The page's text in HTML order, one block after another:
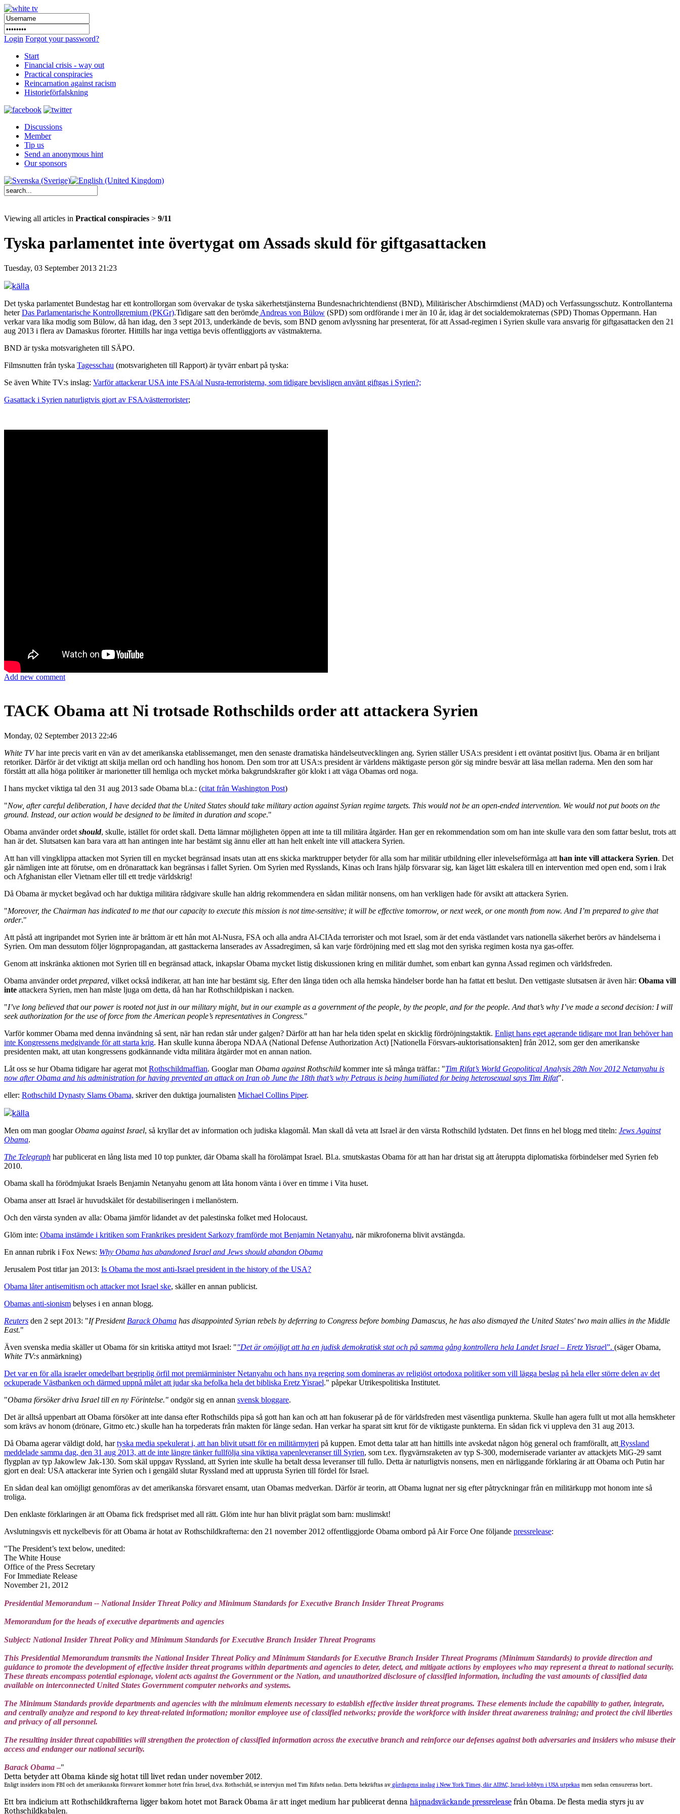
Login Forgot your password?
Start
Financial crisis - way out
Practical conspiracies
Reincarnation against racism
Historieförfalskning
Discussions
Member
Tip us
Send an anonymous hint
Our sponsors
Viewing all articles in Practical conspiracies > 9/11
Tyska parlamentet inte övertygat om Assads skuld för giftgasattacken
Tuesday, 03 September 2013 21:23
källa
Det tyska parlamentet Bundestag har ett kontrollorgan som övervakar de tyska säkerhetstjänsterna Bundesnachrichtendienst (BND), Militärischer Abschirmdienst (MAD) och Verfassungsschutz. Kontrollanterna
heterDas Parlamentarische Kontrollgremium (PKGr).Tidigare satt den berömde Andreas von Bülow (SPD) som ordförande i mer än 10 år, idag är det socialdemokraternas (SPD) Thomas Oppermann. Han
verkar vara lika modig som Bülow, då han idag, den 3 sept 2013, underkände de bevis, som BND genom avlyssning har presenterat, för att Assad-regimen i Syrien skulle vara ansvarig för giftgasattacken den 21
aug 2013 i flera av Damaskus förorter. Hittills har inga vettiga bevis offentliggjorts av västmakterna.
BND är tyska motsvarigheten till SÄPO.
Filmsnutten från tyska Tagesschau (motsvarigheten till Rapport) är tyvärr enbart på tyska:
Se även White TV:s inslag: Varför attackerar USA inte FSA/al Nusra-terroristerna, som tidigare bevisligen använt giftgas i Syrien?;
Gasattack i Syrien naturligtvis gjort av FSA/västterrorister;
Add new comment
TACK Obama att Ni trotsade Rothschilds order att attackera Syrien
Monday, 02 September 2013 22:46
White TVhar inte precis varit en vän av det amerikanska etablissemanget, men den senaste dramatiska händelseutvecklingen ang. Syrien ställer USA:s president i ett oväntat positivt ljus. Obama är en briljant
retoriker. Därför är det viktigt att skilja mellan ord och handling hos honom. Den som tror att USA:s president är världens mäktigaste person gör sig mindre besvär att läsa mellan raderna. Men den som har
förstått att alla höga politiker är marionetter till hemliga och mycket mörka bakgrundskrafter gör klokt i att väga Obamas ord noga.
I hans mycket viktiga tal den 31 aug 2013 sade Obama bl.a.: (citat från Washington Post)
"Now, after careful deliberation, I have decided that the United States should take military action against Syrian regime targets. This would not be an open-ended intervention. We would not put boots on the
ground. Instead, our action would be designed to be limited in duration and scope."
Obama använder ordet should, skulle, istället för ordet skall. Detta lämnar möjligheten öppen att inte ta till militära åtgärder. Han ger en rekommendation som om han inte skulle vara den som fattar beslut, trots att
han är det. Slutsatsen kan bara vara att han antingen inte har bestämt sig ännu eller att han helt enkelt inte vill attackera Syrien.
Att han vill vingklippa attacken mot Syrien till en mycket begränsad insats utan att ens skicka marktrupper betyder för alla som har militär utbildning eller inlevelseförmåga att han inte vill attackera Syrien. Det
går nämligen inte att förutse, om en drönarattack kan begränsas i fallet Syrien. Om Syrien med Rysslands, Kinas och Irans hjälp försvarar sig, kan läget lätt eskalera till en intervention med open end, som i Irak
och Afghanistan eller Vietnam eller till ett tredje världskrig!
Då Obama är mycket begåvad och har duktiga militära rådgivare skulle han aldrig rekommendera en sådan militär nonsens, om han verkligen hade för avsikt att attackera Syrien.
"Moreover, the Chairman has indicated to me that our capacity to execute this mission is not time-sensitive; it will be effective tomorrow, or next week, or one month from now. And I’m prepared to give that
order."
Att påstå att ingripandet mot Syrien inte är bråttom är ett hån mot Al-Nusra, FSA och alla andra Al-CIAda terrorister och mot Israel, som är det enda västlandet vars nationella säkerhet berörs av händelserna i
Syrien. Om man dessutom följer lögnpropagandan, att gasttackerna lanserades av Assadregimen, så kan varje fördröjning med ett slag mot den syriska regimen kosta nya gas-offer.
Genom att inskränka aktionen mot Syrien till en begränsad attack, inkapslar Obama mycket listig diskussionen kring en militär dumhet, som enbart kan gynna Assad regimen och världsfreden.
Obama använder ordet prepared, vilket också indikerar, att han inte har bestämt sig. Efter den långa tiden och alla hemska händelser borde han ha fattat ett beslut. Den vettigaste slutsatsen är även här: Obama vill
inte attackera Syrien, men han måste ljuga om detta, då han har Rothschildpiskan i nacken.
"I’ve long believed that our power is rooted not just in our military might, but in our example as a government of the people, by the people, and for the people. And that’s why I’ve made a second decision: I will
seek authorization for the use of force from the American people’s representatives in Congress."
Varför kommer Obama med denna invändning så sent, när han redan står under galgen? Därför att han har hela tiden spelat en skicklig fördröjningstaktik. Enligt hans eget agerande tidigare mot Iran behöver han
inte Kongressens medgivande för att starta krig. Han skulle kunna åberopa NDAA (National Defense Authorization Act) [Nationella Försvars-auktorisationsakten] från 2012, som ger den amerikanske
presidenten makt, att utan kongressens godkännande vidta militära åtgärder mot en annan nation.
Låt oss se hur Obama tidigare har agerat mot Rothschildmaffian. Googlar man Obama against Rothschild kommer inte så många träffar.: "Tim Rifat’s World Geopolitical Analysis 28th Nov 2012 Netanyahu is
now after Obama and his administration for having prevented an attack on Iran ob June the 18th that’s why Petraus is being humiliated for being heterosexual says Tim Rifat".
eller: Rothschild Dynasty Slams Obama, skriver den duktiga journalisten Michael Collins Piper.
källa
Men om man googlarObama against Israel, så kryllar det av information och judiska klagomål. Man skall då veta att Israel är den värsta Rothschild lydstaten. Det finns en hel blogg med titeln: Jews Against
Obama.
The Telegraph har publicerat en lång lista med 10 top punkter, där Obama skall ha förolämpat Israel. Bl.a. smutskastas Obama för att han har dristat sig att återuppta diplomatiska förbindelser med Syrien feb
2010.
Obama skall ha förödmjukat Israels Benjamin Netanyahu genom att låta honom vänta i över en timme i Vita huset.
Obama anser att Israel är huvudskälet för destabiliseringen i mellanöstern.
Och den värsta synden av alla: Obama jämför lidandet av det palestinska folket med Holocaust.
Glöm inte: Obama instämde i kritiken som Frankrikes president Sarkozy framförde mot Benjamin Netanyahu, när mikrofonerna blivit avstängda.
En annan rubrik i Fox News: Why Obama has abandoned Israel and Jews should abandon Obama
Jerusalem Post titlar jan 2013: Is Obama the most anti-Israel president in the history of the USA?
Obama låter antisemitism och attacker mot Israel ske, skäller en annan publicist.
Obamas anti-sionism belyses i en annan blogg.
Reuters den 2 sept 2013: "If President Barack Obama has disappointed Syrian rebels by deferring to Congress before bombing Damascus, he has also dismayed the United States' two main allies in the Middle
East."
Även svenska media skäller ut Obama för sin kritiska attityd mot Israel: ""Det är omöjligt att ha en judisk demokratisk stat och på samma gång kontrollera hela Landet Israel – Eretz Yisrael”. (säger Obama,
White TV:s anmärkning)
Det var en för alla israeler omedelbart begriplig örfil mot premiärminister Netanyahu och hans nya regering som domineras av religiöst ortodoxa politiker som vill lägga beslag på hela eller större delen av det
ockuperade Västbanken och därmed uppnå målet att judar ska befolka hela det bibliska Eretz Yisrael." påpekar Utrikespolitiska Institutet.
"Obama försöker driva Israel till en ny Förintelse." ondgör sig en annan svensk bloggare.
Det är alltså uppenbart att Obama försöker att inte dansa efter Rothschilds pipa så gott han kan och att han fokuserar på de för världsfreden mest väsentliga punkterna. Skulle han agera fullt ut mot alla hemskheter
som krävs av honom (drönare, Gitmo etc.) skulle han ha torpederats från makten för länge sedan. Han verkar ha sparat sitt krut för de viktigaste punkterna. En sådan fick vi uppleva den 31 aug 2013.
Då Obama agerar väldigt dold, hartyska media spekulerat i, att han blivit utsatt för en militärmyteri på kuppen. Emot detta talar att han hittills inte avskedat någon hög general och framförallt, att Ryssland
meddelade samma dag, den 31 aug 2013, att de inte längre tänker fullfölja sina viktiga vapenleveranser till Syrien, som t.ex. flygvärnsraketen av typ S-300, moderniserade varianter av attackjets MiG-29 samt
flygplan av typ Jakowlew Jak-130. Som skäl uppgav Ryssland, att Syrien inte skulle ha betalt dessa leveranser till fullo. Detta är naturligtvis nonsens, men en närliggande förklaring är att Obama och Putin har
gjort en deal: USA attackerar inte Syrien och i gengäld slutar Ryssland med att upprusta Syrien till fördel för Israel.
En sådan deal kan omöjligt genomföras av det amerikanska försvaret ensamt, utan Obamas medverkan. Därför är teorin, att Obama lugnat ner sig efter påtryckningar från en militärkupp mot honom inte så
troliga.
Den enklaste förklaringen är att Obama fick fredspriset med all rätt. Glöm inte hur han blivit präglat som barn: muslimskt!
Avslutningsvis ett nyckelbevis för att Obama är hotat av Rothschildkrafterna: den 21 november 2012 offentliggjorde Obama ombord på Air Force One följande pressrelease:
"The President’s text below, unedited:
The White House
Office of the Press Secretary
For Immediate Release
November 21, 2012
Presidential Memorandum -- National Insider Threat Policy and Minimum Standards for Executive Branch Insider Threat Programs
Memorandum for the heads of executive departments and agencies
Subject: National Insider Threat Policy and Minimum Standards for Executive Branch Insider Threat Programs
This Presidential Memorandum transmits the National Insider Threat Policy and Minimum Standards for Executive Branch Insider Threat Programs (Minimum Standards) to provide direction and
guidance to promote the development of effective insider threat programs within departments and agencies to deter, detect, and mitigate actions by employees who may represent a threat to national security.
These threats encompass potential espionage, violent acts against the Government or the Nation, and unauthorized disclosure of classified information, including the vast amounts of classified data
available on interconnected United States Government computer networks and systems.
The Minimum Standards provide departments and agencies with the minimum elements necessary to establish effective insider threat programs. These elements include the capability to gather, integrate,
and centrally analyze and respond to key threat-related information; monitor employee use of classified networks; provide the workforce with insider threat awareness training; and protect the civil liberties
and privacy of all personnel.
The resulting insider threat capabilities will strengthen the protection of classified information across the executive branch and reinforce our defenses against both adversaries and insiders who misuse their
access and endanger our national security.
Barack Obama –"
Detta betyder att Obama kände sig hotat till livet redan under november 2012.
Enligt insiders inom FBI och det amerikanska försvaret kommer hotet från Israel, d.v.s. Rothschild, se intervjun med Tim Rifats nedan. Detta bekräftas av gårdagens inslag i New York Times, där AIPAC, Israel-lobbyn i USA utpekas men sedan censureras bort..
Ett bra indicium att Rothschildkrafterna ligger bakom hotet mot Barack Obama är att inget medium har publicerat denna häpnadsväckande pressrelease från Obama. De flesta media styrs ju av
Rothschildkabalen.